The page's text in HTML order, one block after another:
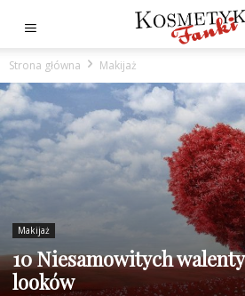
Strona główna Makijaż
Makijaż
10 Niesamowitych
looków